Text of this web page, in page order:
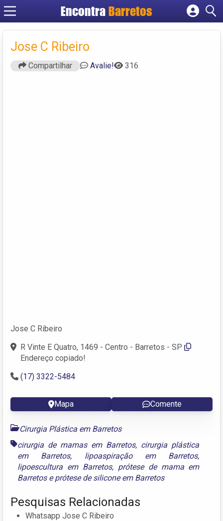
Encontra Barretos
Cadastrar empresa
Jose C Ribeiro
Compartilhar Avalie! 316
Jose C Ribeiro
R Vinte E Quatro, 1469 - Centro - Barretos - SP
Endereço copiado!
(17) 3322-5484
Mapa Comente
Cirurgia Plástica em Barretos
cirurgia de mamas em Barretos, cirurgia plástica
em Barretos, lipoaspiração em Barretos,
lipoescultura em Barretos, prótese de mama em
Barretoseprótese de silicone em Barretos
Pesquisas Relacionadas
Whatsapp Jose C Ribeiro